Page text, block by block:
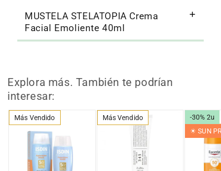
MUSTELA STELATOPIA Crema
Facial Emoliente 40ml
Explora más. También te podrían
interesar:
Más Vendido Más Vendido
-30% 2u
☀︎ SUN